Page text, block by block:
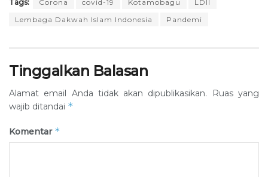
Tags: Corona covid-19 Kotamobagu
LDII
Lembaga Dakwah Islam Indonesia
Pandemi
Tinggalkan Balasan
Alamat email Anda tidak akan dipublikasikan.
Ruas yang
wajib ditandai *
Komentar *